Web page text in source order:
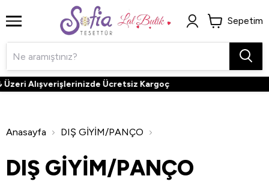
Sepetim
Ücretsiz Kargoç
Anasayfa DIŞ GİYİM/PANÇO
DIŞ GİYİM/PANÇO